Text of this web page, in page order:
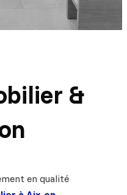
&
en qualité